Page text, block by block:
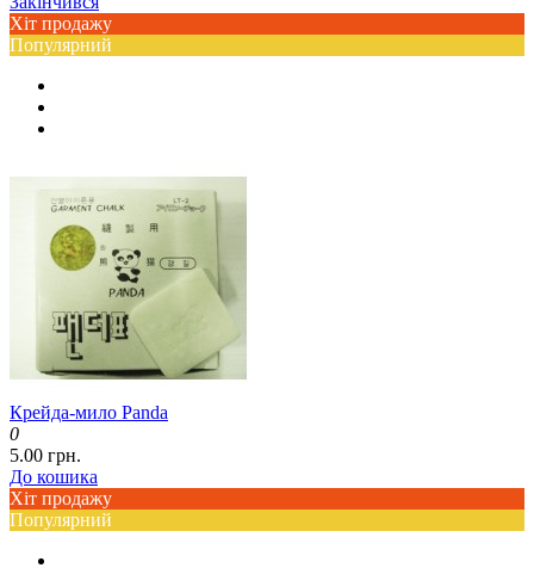
Хіт продажу
Популярний
Крейда-мило Panda
0
5.00 грн.
До кошика
Хіт продажу
Популярний